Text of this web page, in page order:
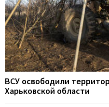
ВСУ освободили
Харьковской области